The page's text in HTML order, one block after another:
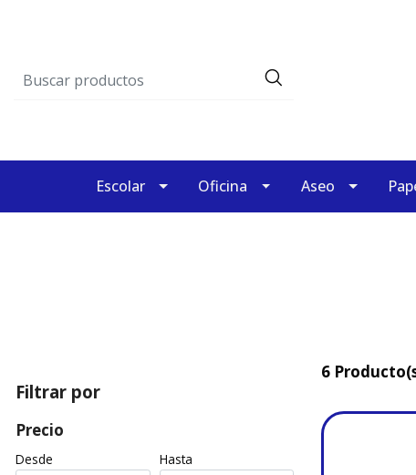
Escolar Oficina Aseo
Filtrar por
Precio
Desde Hasta
6